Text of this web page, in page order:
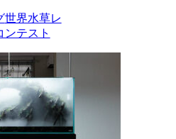
世界水草レ
ンテスト